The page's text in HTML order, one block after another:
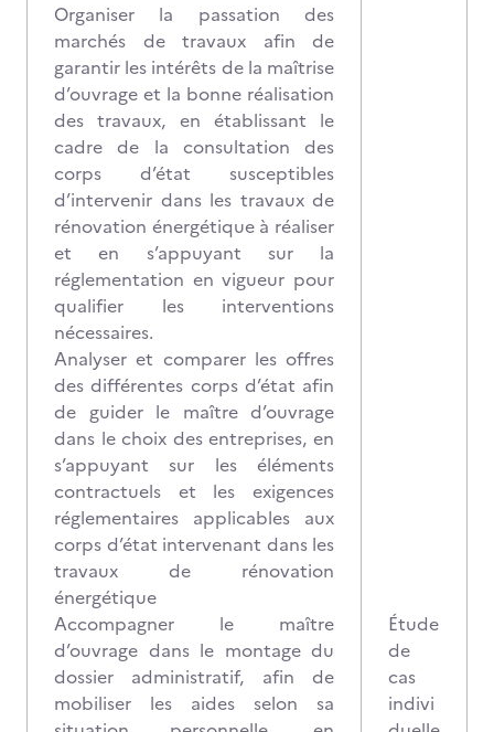
Organiser la passation des
marchés de travaux afin de
garantir les intérêts de la maîtrise
d’ouvrage et la bonne réalisation
des travaux, en établissant le
cadre de la consultation des
corps d’état susceptibles
d’intervenir dans les travaux de
rénovation énergétique à réaliser
et en s’appuyant sur la
réglementation en vigueur pour
qualifier les interventions
nécessaires.
Analyser et comparer les offres
des différentes corps d’état afin
de guider le maître d’ouvrage
dans le choix des entreprises, en
s’appuyant sur les éléments
contractuels et les exigences
réglementaires applicables aux
corps d’état intervenant dans les
travaux de rénovation
énergétique
Accompagner le maître
d’ouvrage dans le montage du
dossier administratif, afin de
mobiliser les aides selon sa
Étude
de
cas
indivi